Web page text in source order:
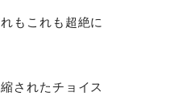
もこれも超絶に
されたチョイス